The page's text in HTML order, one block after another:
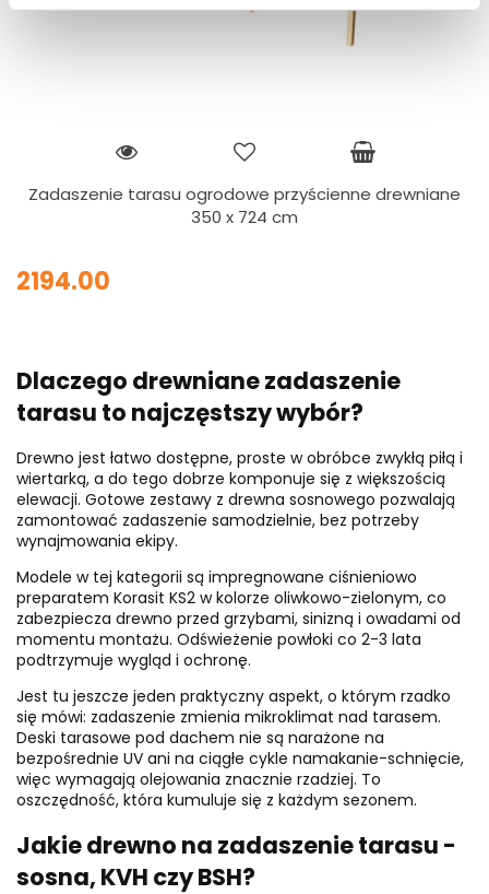
Zadaszenie tarasu ogrodowe przyścienne drewniane
350 x 724 cm
2194.00
Dlaczego drewniane zadaszenie
tarasu to najczęstszy wybór?
Drewno jest łatwo dostępne, proste w obróbce zwykłą piłą i
wiertarką, a do tego dobrze komponuje się z większością
elewacji. Gotowe zestawy z drewna sosnowego pozwalają
zamontować zadaszenie samodzielnie, bez potrzeby
wynajmowania ekipy.
Modele w tej kategorii są impregnowane ciśnieniowo
preparatem Korasit KS2 w kolorze oliwkowo-zielonym, co
zabezpiecza drewno przed grzybami, sinizną i owadami od
momentu montażu. Odświeżenie powłoki co 2-3 lata
podtrzymuje wygląd i ochronę.
Jest tu jeszcze jeden praktyczny aspekt, o którym rzadko
się mówi: zadaszenie zmienia mikroklimat nad tarasem.
Deski tarasowe pod dachem nie są narażone na
bezpośrednie UV ani na ciągłe cykle namakanie-schnięcie,
więc wymagają olejowania znacznie rzadziej. To
oszczędność, która kumuluje się z każdym sezonem.
Jakie drewno na zadaszenie tarasu -
sosna, KVH czy BSH?